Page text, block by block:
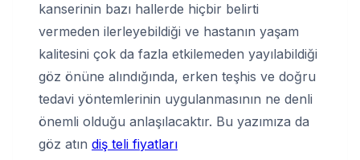
kanserinin bazı hallerde hiçbir belirti
vermeden ilerleyebildiği ve hastanın yaşam
kalitesini çok da fazla etkilemeden yayılabildiği
göz önüne alındığında, erken teşhis ve doğru
tedavi yöntemlerinin uygulanmasının ne denli
önemli olduğu anlaşılacaktır. Bu yazımıza da
göz atın diş teli fiyatları